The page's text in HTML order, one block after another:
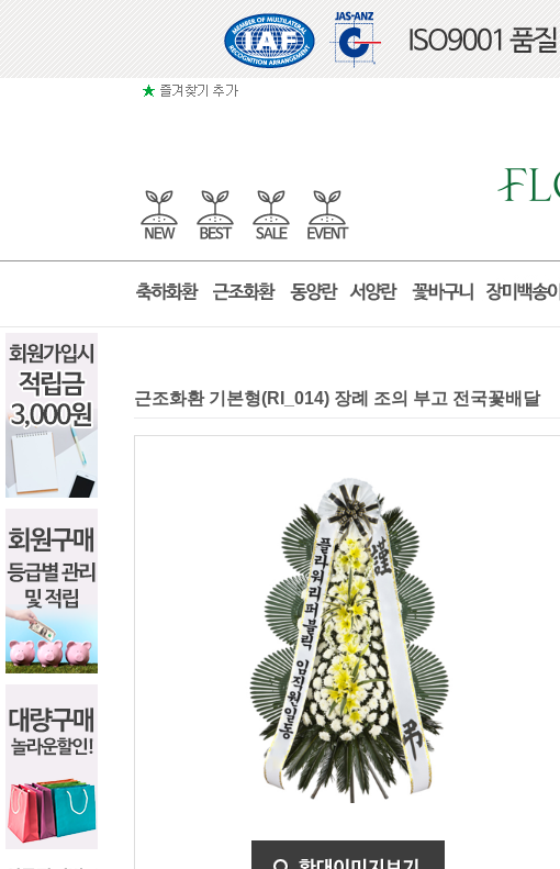
근조화환 기본형(RI_014) 장례 조의 부고 전국꽃배달